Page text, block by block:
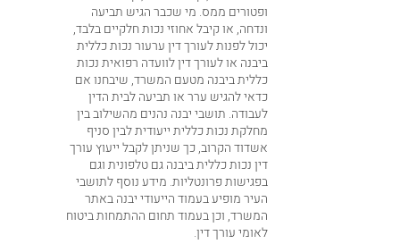
ופטורים ממס. מי שכבר הגיש תביעה
ונדחה, או קיבל אחוזי נכות חלקיים בלבד,
יכול לפנות לעורך דין ערעור נכות כללית
ביבנה או לעורך דין לוועדה רפואית נכות
כללית ביבנה מטעם המשרד, שיבחנו אם
כדאי להגיש ערר או תביעה לבית הדין
לעבודה. תושבי יבנה נהנים מהשילוב בין
מחלקת נכות כללית ייעודית לבין סניף
אשדוד הקרוב, כך שניתן לקבל ייעוץ עורך
דין נכות כללית ביבנה גם טלפונית וגם
בפגישות פרונטליות. מידע נוסף לתושבי
העיר מופיע בעמוד הייעודי יבנה באתר
המשרד, וכן בעמוד תחום ההתמחות ביטוח
לאומי עורך דין.